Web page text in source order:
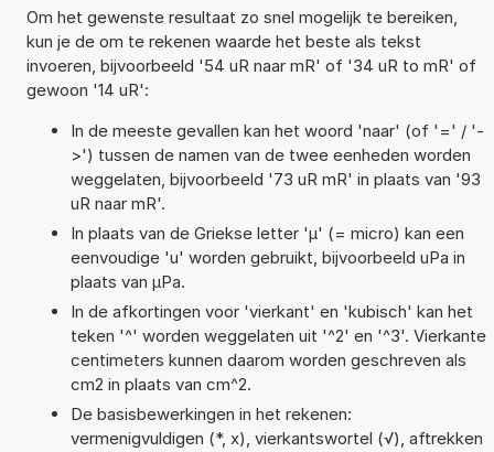
Om het gewenste resultaat zo snel mogelijk te bereiken,
kun je de om te rekenen waarde het beste als tekst
invoeren, bijvoorbeeld '54 uR naar mR' of '34 uR to mR' of
gewoon '14 uR':
In de meeste gevallen kan het woord 'naar' (of '=' / '-
>') tussen de namen van de twee eenheden worden
weggelaten, bijvoorbeeld '73 uR mR' in plaats van '93
uR naar mR'.
In plaats van de Griekse letter 'µ' (= micro) kan een
eenvoudige 'u' worden gebruikt, bijvoorbeeld uPa in
plaats van µPa.
In de afkortingen voor 'vierkant' en 'kubisch' kan het
teken '^' worden weggelaten uit '^2' en '^3'. Vierkante
centimeters kunnen daarom worden geschreven als
cm2 in plaats van cm^2.
De basisbewerkingen in het rekenen:
vermenigvuldigen (*, x), vierkantswortel (√), aftrekken